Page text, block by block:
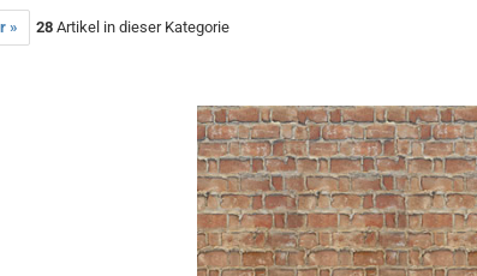
» 28 Artikel in dieser Kategorie